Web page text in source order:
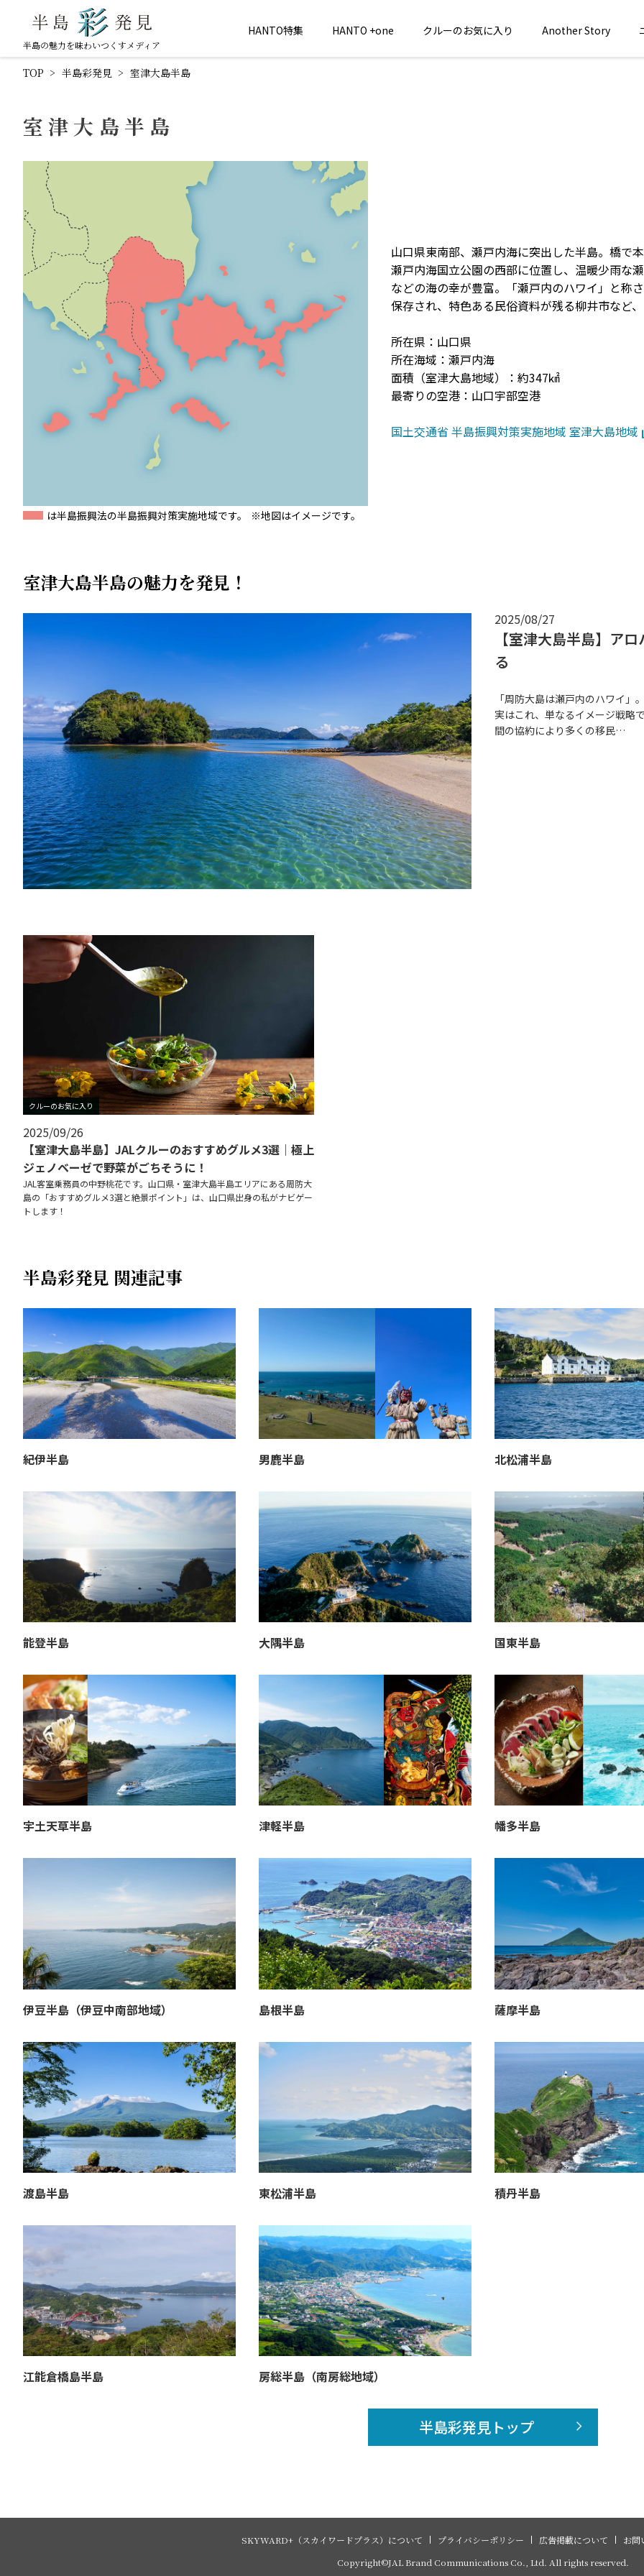
半島の魅力を味わいつくすメディア
HANTO特集 HANTO +one クルーのお気に入り Another Story
TOP 半島彩発見 室津大島半島
室津大島半島
は半島振興法の半島振興対策実施地域です。 ※地図はイメージです。
山口県東南部、瀬戸内海に突出した半島。橋で
瀬戸内海国立公園の西部に位置し、温暖少雨な
などの海の幸が豊富。「瀬戸内のハワイ」と称
保存され、特色ある民俗資料が残る柳井市など
所在県：山口県
所在海域：瀬戸内海
面積（室津大島地域）：約347㎢
最寄りの空港：山口宇部空港
国土交通省 半島振興対策実施地域 室津大島地域
室津大島半島の魅力を発見！
2025/08/27
【室津大島半島】ア
る
「周防大島は瀬戸内のハワイ
実はこれ、単なるイメージ戦略
間の協約により多くの移民…
クルーのお気に入り
2025/09/26
【室津大島半島】JALクルーのおすすめグルメ3選｜極上
ジェノベーゼで野菜がごちそうに！
JAL客室乗務員の中野桃花です。山口県・室津大島半島エリアにある周防大
島の「おすすめグルメ3選と絶景ポイント」は、山口県出身の私がナビゲー
トします！
半島彩発見 関連記事
紀伊半島 男鹿半島 北松浦半島
能登半島 大隅半島 国東半島
宇土天草半島 津軽半島 幡多半島
伊豆半島（伊豆中南部地域） 島根半島 薩摩半島
渡島半島 東松浦半島 積丹半島
江能倉橋島半島 房総半島（南房総地域）
半島彩発見トップ
SKYWARD+ （スカイワードプラス）について プライバシーポリシー 広告掲載について
お問
Copyright©JAL Brand Communications Co., Ltd. All rights reserved.